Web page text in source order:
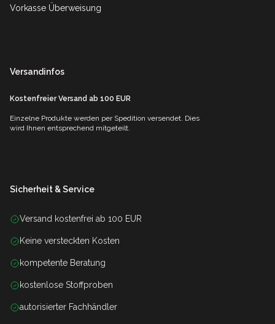
Vorkasse Überweisung
Versandinfos
Kostenfreier Versand ab 100 EUR
Einzelne Produkte werden per Spedition versendet. Dies
wird Ihnen entsprechend mitgeteilt.
Sicherheit & Service
Versand kostenfrei ab 100 EUR
Keine versteckten Kosten
kompetente Beratung
kostenlose Stoffproben
autorisierter Fachhändler